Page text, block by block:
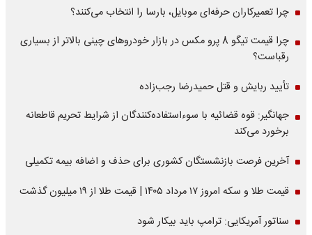
چرا تعمیرکاران حرفه‌ای موبایل، بارسا را انتخاب می‌کنند؟
چرا قیمت تیگو 8 پرو مکس در بازار خودروهای چینی بالاتر از بسیاری
رقباست؟
تأیید ربایش و قتل حمیدرضا رجب‌زاده
جهانگیر: قوه قضائیه با سوءاستفاده‌کنندگان از شرایط تحریم قاطعانه
برخورد می‌کند
آخرین فرصت بازنشستگان کشوری برای حذف و اضافه بیمه تکمیلی
قیمت طلا و سکه امروز ۱۷ مرداد ۱۴۰۵ | قیمت طلا از ۱۹ میلیون گذشت
سناتور آمریکایی: ترامپ باید بیکار شود